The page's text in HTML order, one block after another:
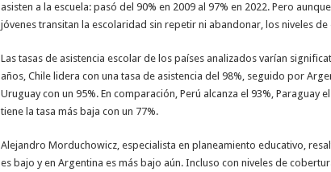
asisten a la escuela: pasó del 90% en 2009 al 97% en 2022. Pero
jóvenes transitan la escolaridad sin repetir ni abandonar, los niveles
Las tasas de asistencia escolar de los países analizados varían
años, Chile lidera con una tasa de asistencia del 98%, seguido por
Uruguay con un 95%. En comparación, Perú alcanza el 93%, Paraguay
tiene la tasa más baja con un 77%.
Alejandro Morduchowicz, especialista en planeamiento educativo,
es bajo y en Argentina es más bajo aún. Incluso con niveles de